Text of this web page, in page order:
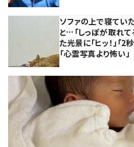
ソファの上で寝てい
と…「しっぽが取れて
た光景に「ヒッ！」「2
「心霊写真より怖い」